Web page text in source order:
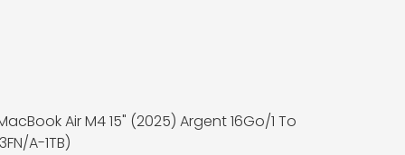
Air M4 15" (2025) Argent 16Go/1 To
A-1TB)